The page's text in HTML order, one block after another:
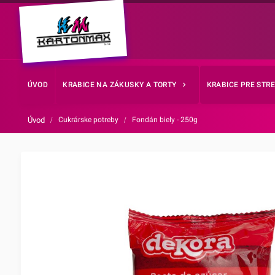
ÚVOD KRABICE NA ZÁKUSKY A TORTY KRABICE PRE
Úvod / Cukrárske potreby / Fondán biely - 250g